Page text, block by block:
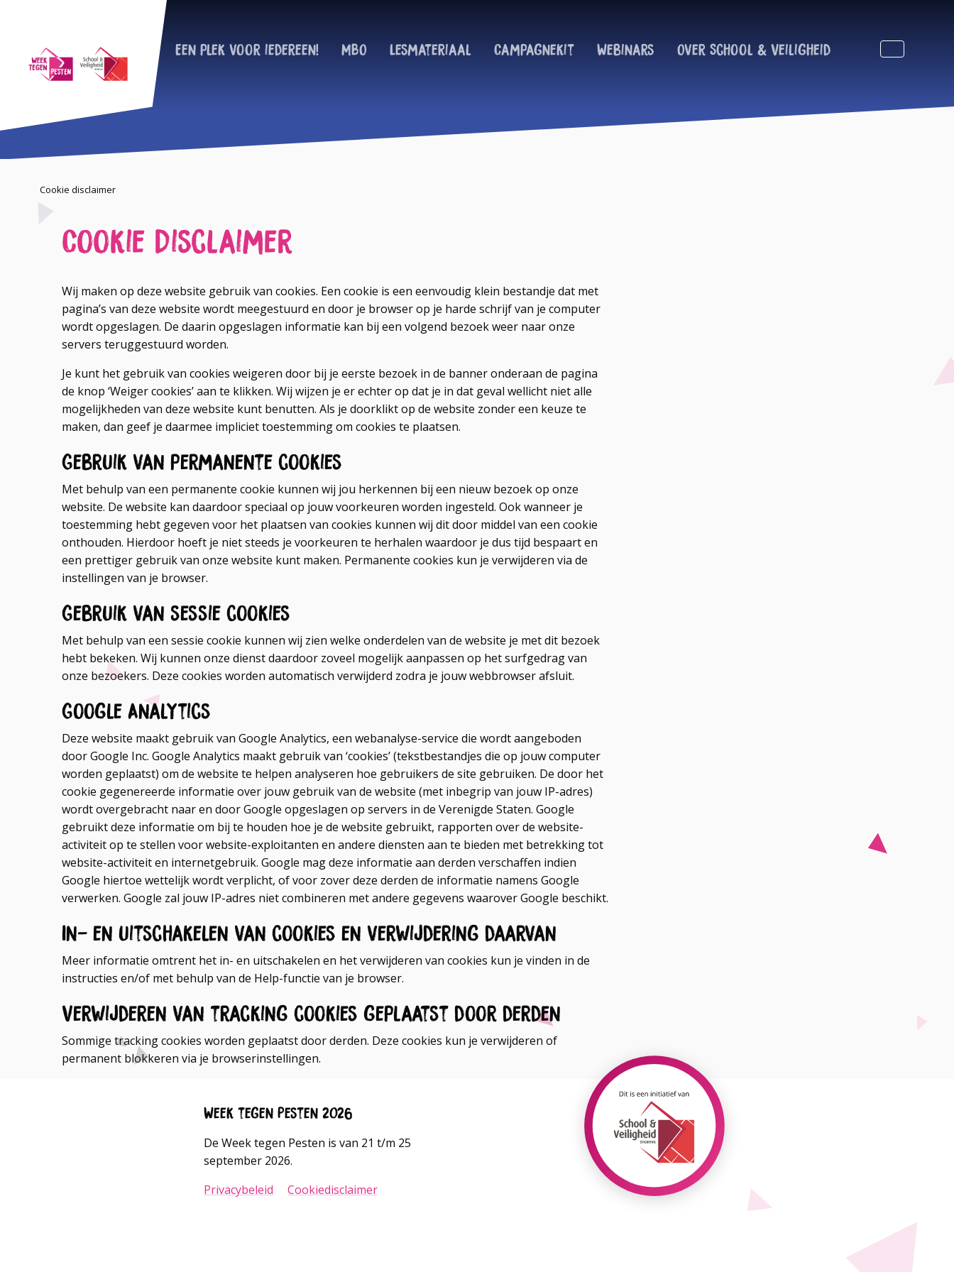
Een plek voor iedereen! MBO Lesmateriaal Campagnekit Webinars Over School & Veiligheid Zoeken
Cookie disclaimer
Cookie Disclaimer
Wij maken op deze website gebruik van cookies. Een cookie is een eenvoudig klein bestandje dat met
pagina’s van deze website wordt meegestuurd en door je browser op je harde schrijf van je computer
wordt opgeslagen. De daarin opgeslagen informatie kan bij een volgend bezoek weer naar onze
servers teruggestuurd worden.
Je kunt het gebruik van cookies weigeren door bij je eerste bezoek in de banner onderaan de pagina
de knop ‘Weiger cookies’ aan te klikken. Wij wijzen je er echter op dat je in dat geval wellicht niet alle
mogelijkheden van deze website kunt benutten. Als je doorklikt op de website zonder een keuze te
maken, dan geef je daarmee impliciet toestemming om cookies te plaatsen.
Gebruik van permanente cookies
Met behulp van een permanente cookie kunnen wij jou herkennen bij een nieuw bezoek op onze
website. De website kan daardoor speciaal op jouw voorkeuren worden ingesteld. Ook wanneer je
toestemming hebt gegeven voor het plaatsen van cookies kunnen wij dit door middel van een cookie
onthouden. Hierdoor hoeft je niet steeds je voorkeuren te herhalen waardoor je dus tijd bespaart en
een prettiger gebruik van onze website kunt maken. Permanente cookies kun je verwijderen via de
instellingen van je browser.
Gebruik van sessie cookies
Met behulp van een sessie cookie kunnen wij zien welke onderdelen van de website je met dit bezoek
hebt bekeken. Wij kunnen onze dienst daardoor zoveel mogelijk aanpassen op het surfgedrag van
onze bezoekers. Deze cookies worden automatisch verwijderd zodra je jouw webbrowser afsluit.
Google Analytics
Deze website maakt gebruik van Google Analytics, een webanalyse-service die wordt aangeboden
door Google Inc. Google Analytics maakt gebruik van ‘cookies’ (tekstbestandjes die op jouw computer
worden geplaatst) om de website te helpen analyseren hoe gebruikers de site gebruiken. De door het
cookie gegenereerde informatie over jouw gebruik van de website (met inbegrip van jouw IP-adres)
wordt overgebracht naar en door Google opgeslagen op servers in de Verenigde Staten. Google
gebruikt deze informatie om bij te houden hoe je de website gebruikt, rapporten over de website-
activiteit op te stellen voor website-exploitanten en andere diensten aan te bieden met betrekking tot
website-activiteit en internetgebruik. Google mag deze informatie aan derden verschaffen indien
Google hiertoe wettelijk wordt verplicht, of voor zover deze derden de informatie namens Google
verwerken. Google zal jouw IP-adres niet combineren met andere gegevens waarover Google beschikt.
In- en uitschakelen van cookies en verwijdering daarvan
Meer informatie omtrent het in- en uitschakelen en het verwijderen van cookies kun je vinden in de
instructies en/of met behulp van de Help-functie van je browser.
Verwijderen van tracking cookies geplaatst door derden
Sommige tracking cookies worden geplaatst door derden. Deze cookies kun je verwijderen of
permanent blokkeren via je browserinstellingen.
Week tegen Pesten 2026
De Week tegen Pesten is van 21 t/m 25
september 2026.
Privacybeleid
Cookiedisclaimer